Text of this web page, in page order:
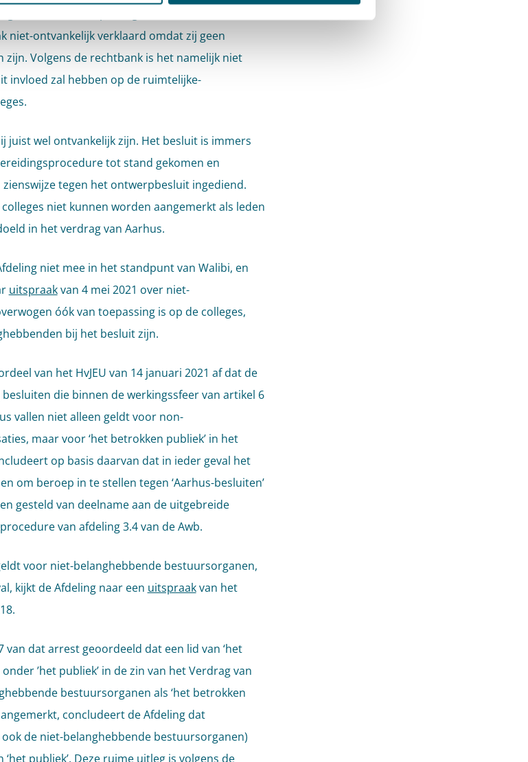
niet-ontvankelijk verklaard omdat zij geen
zijn. Volgens de rechtbank is het namelijk niet
invloed zal hebben op de ruimtelijke-
juist wel ontvankelijk zijn. Het besluit is immers
tot stand gekomen en
tegen het ontwerpbesluit ingediend.
niet kunnen worden aangemerkt als leden
in het verdrag van Aarhus.
niet mee in het standpunt van Walibi, en
uitspraakvan 4 mei 2021 over niet-
óók van toepassing is op de colleges,
bij het besluit zijn.
van het HvJEU van 14 januari 2021 af dat de
die binnen de werkingssfeer van artikel 6
vallen niet alleen geldt voor non-
maar voor ‘het betrokken publiek’ in het
op basis daarvan dat in ieder geval het
om beroep in te stellen tegen ‘Aarhus-besluiten’
gesteld van deelname aan de uitgebreide
van afdeling 3.4 van de Awb.
voor niet-belanghebbende bestuursorganen,
kijkt de Afdeling naar een uitspraakvan het
van dat arrest geoordeeld dat een lid van ‘het
’het publiek’ in de zin van het Verdrag van
bestuursorganen als ‘het betrokken
concludeert de Afdeling dat
de niet-belanghebbende bestuursorganen)
publiek’. Deze ruime uitleg is volgens de